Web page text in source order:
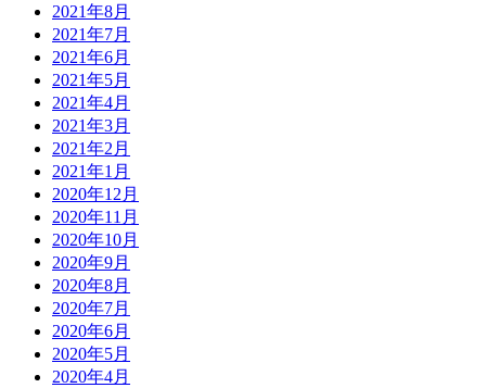
2021年8月
2021年7月
2021年6月
2021年5月
2021年4月
2021年3月
2021年2月
2021年1月
2020年12月
2020年11月
2020年10月
2020年9月
2020年8月
2020年7月
2020年6月
2020年5月
2020年4月